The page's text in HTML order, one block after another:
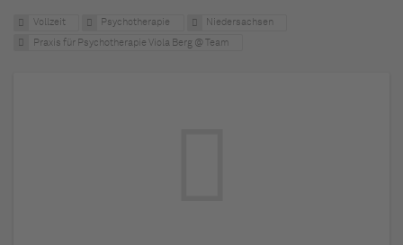
Vollzeit Psychotherapie Niedersachsen
Praxis für Psychotherapie Viola Berg @ Team